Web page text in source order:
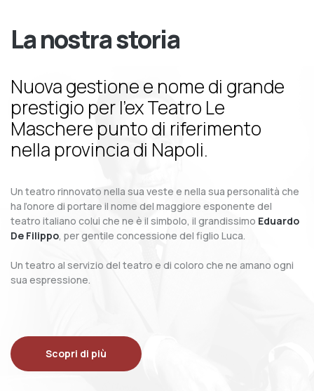
La nostra storia
Nuova gestione e nome di grande
prestigio per l’ex Teatro Le
Maschere punto di riferimento
nella provincia di Napoli.
Un teatro rinnovato nella sua veste e nella sua personalità che
ha l’onore di portare il nome del maggiore esponente del
teatro italiano colui che ne è il simbolo, il grandissimo Eduardo
De Filippo, per gentile concessione del figlio Luca.
Un teatro al servizio del teatro e di coloro che ne amano ogni
sua espressione.
Scopri di più